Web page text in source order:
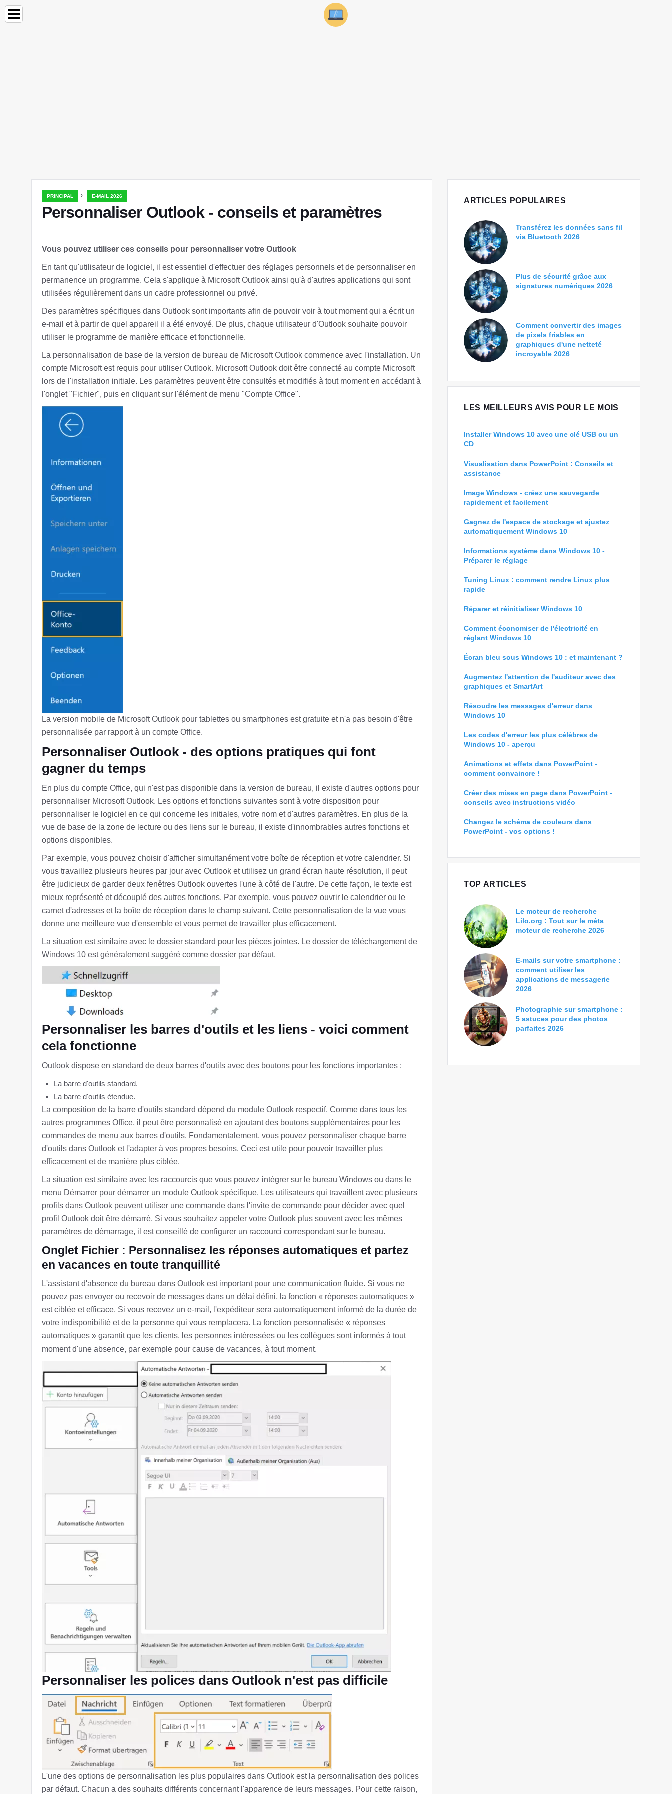
PRINCIPAL › E-MAIL 2026
Personnaliser Outlook - conseils et paramètres
Vous pouvez utiliser ces conseils pour personnaliser votre Outlook
En tant qu'utilisateur de logiciel, il est essentiel d'effectuer des réglages personnels et de personnaliser en
permanence un programme. Cela s'applique à Microsoft Outlook ainsi qu'à d'autres applications qui sont
utilisées régulièrement dans un cadre professionnel ou privé.
Des paramètres spécifiques dans Outlook sont importants afin de pouvoir voir à tout moment qui a écrit un
e-mail et à partir de quel appareil il a été envoyé. De plus, chaque utilisateur d'Outlook souhaite pouvoir
utiliser le programme de manière efficace et fonctionnelle.
La personnalisation de base de la version de bureau de Microsoft Outlook commence avec l'installation. Un
compte Microsoft est requis pour utiliser Outlook. Microsoft Outlook doit être connecté au compte Microsoft
lors de l'installation initiale. Les paramètres peuvent être consultés et modifiés à tout moment en accédant à
l'onglet "Fichier", puis en cliquant sur l'élément de menu "Compte Office".
La version mobile de Microsoft Outlook pour tablettes ou smartphones est gratuite et n'a pas besoin d'être
personnalisée par rapport à un compte Office.
Personnaliser Outlook - des options pratiques qui font
gagner du temps
En plus du compte Office, qui n'est pas disponible dans la version de bureau, il existe d'autres options pour
personnaliser Microsoft Outlook. Les options et fonctions suivantes sont à votre disposition pour
personnaliser le logiciel en ce qui concerne les initiales, votre nom et d'autres paramètres. En plus de la
vue de base de la zone de lecture ou des liens sur le bureau, il existe d'innombrables autres fonctions et
options disponibles.
Par exemple, vous pouvez choisir d'afficher simultanément votre boîte de réception et votre calendrier. Si
vous travaillez plusieurs heures par jour avec Outlook et utilisez un grand écran haute résolution, il peut
être judicieux de garder deux fenêtres Outlook ouvertes l'une à côté de l'autre. De cette façon, le texte est
mieux représenté et découplé des autres fonctions. Par exemple, vous pouvez ouvrir le calendrier ou le
carnet d'adresses et la boîte de réception dans le champ suivant. Cette personnalisation de la vue vous
donne une meilleure vue d'ensemble et vous permet de travailler plus efficacement.
La situation est similaire avec le dossier standard pour les pièces jointes. Le dossier de téléchargement de
Windows 10 est généralement suggéré comme dossier par défaut.
Personnaliser les barres d'outils et les liens - voici comment
cela fonctionne
Outlook dispose en standard de deux barres d'outils avec des boutons pour les fonctions importantes :
La barre d'outils standard.
La barre d'outils étendue.
La composition de la barre d'outils standard dépend du module Outlook respectif. Comme dans tous les
autres programmes Office, il peut être personnalisé en ajoutant des boutons supplémentaires pour les
commandes de menu aux barres d'outils. Fondamentalement, vous pouvez personnaliser chaque barre
d'outils dans Outlook et l'adapter à vos propres besoins. Ceci est utile pour pouvoir travailler plus
efficacement et de manière plus ciblée.
La situation est similaire avec les raccourcis que vous pouvez intégrer sur le bureau Windows ou dans le
menu Démarrer pour démarrer un module Outlook spécifique. Les utilisateurs qui travaillent avec plusieurs
profils dans Outlook peuvent utiliser une commande dans l'invite de commande pour décider avec quel
profil Outlook doit être démarré. Si vous souhaitez appeler votre Outlook plus souvent avec les mêmes
paramètres de démarrage, il est conseillé de configurer un raccourci correspondant sur le bureau.
Onglet Fichier : Personnalisez les réponses automatiques et partez
en vacances en toute tranquillité
L'assistant d'absence du bureau dans Outlook est important pour une communication fluide. Si vous ne
pouvez pas envoyer ou recevoir de messages dans un délai défini, la fonction « réponses automatiques »
est ciblée et efficace. Si vous recevez un e-mail, l'expéditeur sera automatiquement informé de la durée de
votre indisponibilité et de la personne qui vous remplacera. La fonction personnalisée « réponses
automatiques » garantit que les clients, les personnes intéressées ou les collègues sont informés à tout
moment d'une absence, par exemple pour cause de vacances, à tout moment.
Personnaliser les polices dans Outlook n'est pas difficile
L'une des options de personnalisation les plus populaires dans Outlook est la personnalisation des polices
par défaut. Chacun a des souhaits différents concernant l'apparence de leurs messages. Pour cette raison,
ARTICLES POPULAIRES
Transférez les données sans fil
via Bluetooth 2026
Plus de sécurité grâce aux
signatures numériques 2026
Comment convertir des images
de pixels friables en
graphiques d'une netteté
incroyable 2026
LES MEILLEURS AVIS POUR LE MOIS
Installer Windows 10 avec une clé USB ou un
CD
Visualisation dans PowerPoint : Conseils et
assistance
Image Windows - créez une sauvegarde
rapidement et facilement
Gagnez de l'espace de stockage et ajustez
automatiquement Windows 10
Informations système dans Windows 10 -
Préparer le réglage
Tuning Linux : comment rendre Linux plus
rapide
Réparer et réinitialiser Windows 10
Comment économiser de l'électricité en
réglant Windows 10
Écran bleu sous Windows 10 : et maintenant ?
Augmentez l'attention de l'auditeur avec des
graphiques et SmartArt
Résoudre les messages d'erreur dans
Windows 10
Les codes d'erreur les plus célèbres de
Windows 10 - aperçu
Animations et effets dans PowerPoint -
comment convaincre !
Créer des mises en page dans PowerPoint -
conseils avec instructions vidéo
Changez le schéma de couleurs dans
PowerPoint - vos options !
TOP ARTICLES
Le moteur de recherche
Lilo.org : Tout sur le méta
moteur de recherche 2026
E-mails sur votre smartphone :
comment utiliser les
applications de messagerie
2026
Photographie sur smartphone :
5 astuces pour des photos
parfaites 2026